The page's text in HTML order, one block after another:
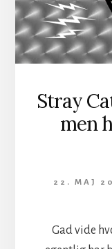
Stray
men
22. MAJ
Gad vide